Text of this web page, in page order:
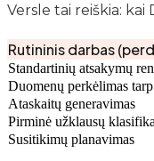
Versle tai reiškia:
Rutininis darbas
Standartinių atsakymų
Duomenų perkėlimas
Ataskaitų generavimas
Pirminė užklausų
Susitikimų planavimas